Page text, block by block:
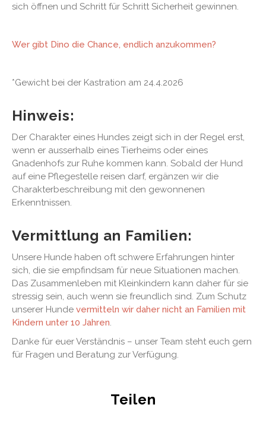
sich öffnen und Schritt für Schritt Sicherheit gewinnen.
Wer gibt Dino die Chance, endlich anzukommen?
*Gewicht bei der Kastration am 24.4.2026
Hinweis:
Der Charakter eines Hundes zeigt sich in der Regel erst,
wenn er ausserhalb eines Tierheims oder eines
Gnadenhofs zur Ruhe kommen kann. Sobald der Hund
auf eine Pflegestelle reisen darf, ergänzen wir die
Charakterbeschreibung mit den gewonnenen
Erkenntnissen.
Vermittlung an Familien:
Unsere Hunde haben oft schwere Erfahrungen hinter
sich, die sie empfindsam für neue Situationen machen.
Das Zusammenleben mit Kleinkindern kann daher für sie
stressig sein, auch wenn sie freundlich sind. Zum Schutz
unserer Hunde vermitteln wir daher nicht an Familien mit
Kindern unter 10 Jahren.
Danke für euer Verständnis – unser Team steht euch gern
für Fragen und Beratung zur Verfügung.
Teilen